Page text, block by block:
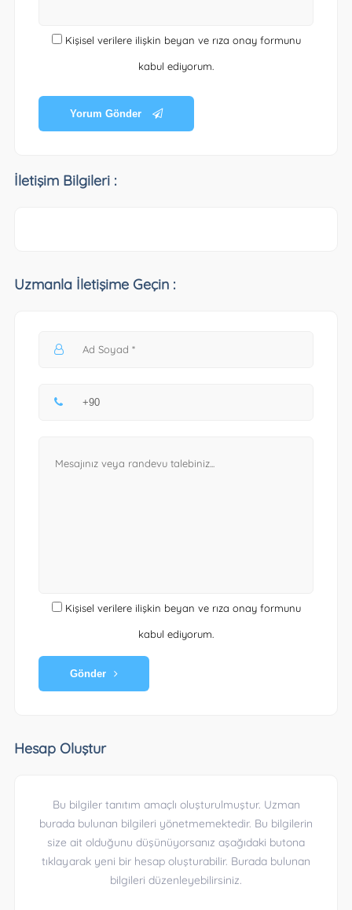
Kişisel verilere ilişkin beyan ve rıza onay formunu
kabul ediyorum.
Yorum Gönder
İletişim Bilgileri :
Uzmanla İletişime Geçin :
Kişisel verilere ilişkin beyan ve rıza onay formunu
kabul ediyorum.
Gönder
Hesap Oluştur
Bu bilgiler tanıtım amaçlı oluşturulmuştur. Uzman
burada bulunan bilgileri yönetmemektedir. Bu bilgilerin
size ait olduğunu düşünüyorsanız aşağıdaki butona
tıklayarak yeni bir hesap oluşturabilir. Burada bulunan
bilgileri düzenleyebilirsiniz.